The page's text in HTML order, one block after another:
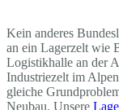
Kein anderes
an ein Lagerzelt wie
Logistikhalle an der
Industriezelt im
gleiche
Neubau. Unsere